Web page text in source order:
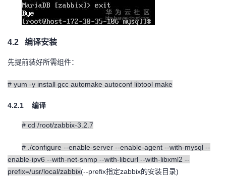
4.2 编译安装
先提前装好所需组件：
# yum -y install gcc automake autoconf libtool make
4.2.1 编译
# cd /root/zabbix-3.2.7
# ./configure --enable-server --enable-agent --with-mysql --
enable-ipv6 --with-net-snmp --with-libcurl --with-libxml2 --
prefix=/usr/local/zabbix(--prefix指定zabbix的安装目录)